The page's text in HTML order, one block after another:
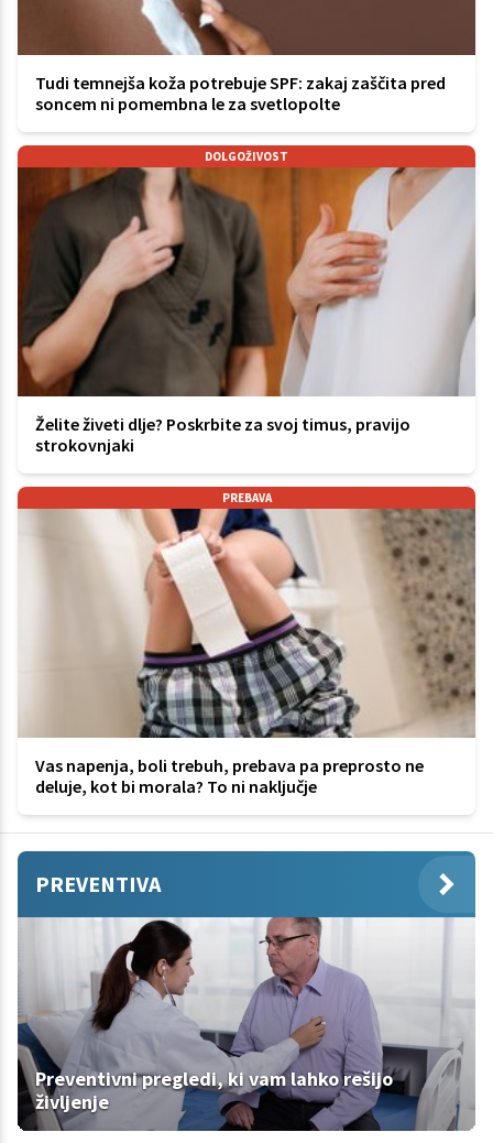
Tudi temnejša koža potrebuje SPF: zakaj zaščita pred
soncem ni pomembna le za svetlopolte
DOLGOŽIVOST
Želite živeti dlje? Poskrbite za svoj timus, pravijo
strokovnjaki
PREBAVA
Vas napenja, boli trebuh, prebava pa preprosto ne
deluje, kot bi morala? To ni naključje
PREVENTIVA
Preventivni pregledi, ki vam lahko rešijo
življenje